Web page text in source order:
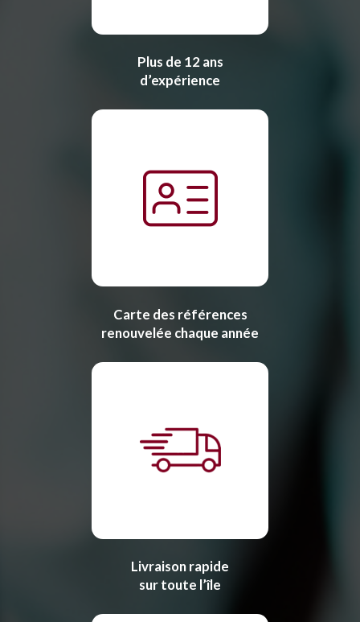
Plus de 12 ans
d’expérience
Carte des références
renouvelée chaque année
Livraison rapide
sur toute l’île